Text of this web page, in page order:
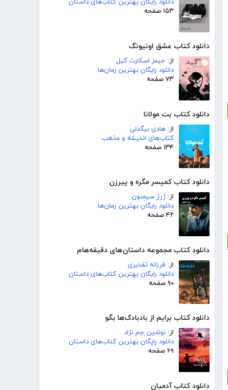
دانلود رایگان بهترین کتاب‌های داستان
۱۵۳ صفحه
دانلود کتاب عشق اونیونگ
از: جیمز اسکارث گیل
دانلود رایگان بهترین رمان‌ها
۷۳ صفحه
دانلود کتاب بت مولانا
از: هادی بیگدلی
کتاب‌های اندیشه و مذهب
۱۳۴ صفحه
دانلود کتاب کمیسر مگره و پیرزن
از:ژرژ سیمنون
دانلود رایگان بهترین رمان‌ها
۴۲ صفحه
دانلود کتاب مجموعه داستان‌های دقیقه‌هام
از: فرزانه تقدیری
دانلود رایگان بهترین کتاب‌های داستان
۹۰ صفحه
دانلود کتاب برایم از بادبادک‌ها بگو
از: نوشین جم نژاد
دانلود رایگان بهترین کتاب‌های داستان
۶۹ صفحه
دانلود کتاب آدمیان